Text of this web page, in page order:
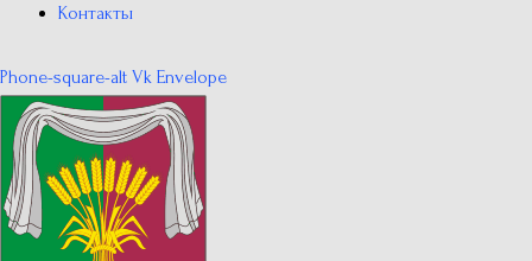
Контакты
Phone-square-alt Vk Envelope